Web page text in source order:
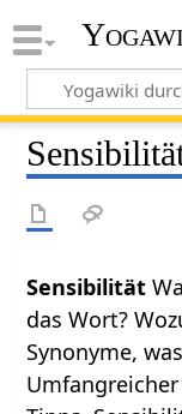
Sensibilität
das Wort?
Synonyme,